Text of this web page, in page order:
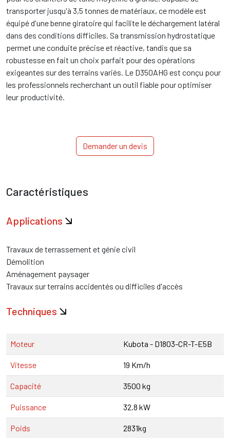
transporter jusqu'à 3,5 tonnes de matériaux, ce modèle est
équipé d'une benne giratoire qui facilite le déchargement latéral
dans des conditions difficiles. Sa transmission hydrostatique
permet une conduite précise et réactive, tandis que sa
robustesse en fait un choix parfait pour des opérations
exigeantes sur des terrains variés. Le D350AHG est conçu pour
les professionnels recherchant un outil fiable pour optimiser
leur productivité.
Demander un devis
Caractéristiques
Applications
Travaux de terrassement et génie civil
Démolition
Aménagement paysager
Travaux sur terrains accidentés ou difficiles d'accès
Techniques
Moteur Kubota - D1803-CR-T-E5B
Vitesse 19 Km/h
Capacité 3500 kg
Puissance 32.8 kW
Poids 2831kg